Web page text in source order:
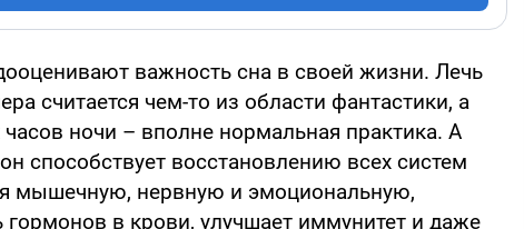
важность сна в своей жизни. Лечь
считается чем-то из области фантастики, а
часов ночи – вполне нормальная практика. А
способствует восстановлению всех систем
мышечную, нервную и эмоциональную,
гормонов в крови, улучшает иммунитет и даже